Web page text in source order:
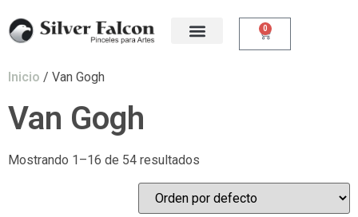
0
Inicio / Van Gogh
Van Gogh
Mostrando 1–16 de 54 resultados